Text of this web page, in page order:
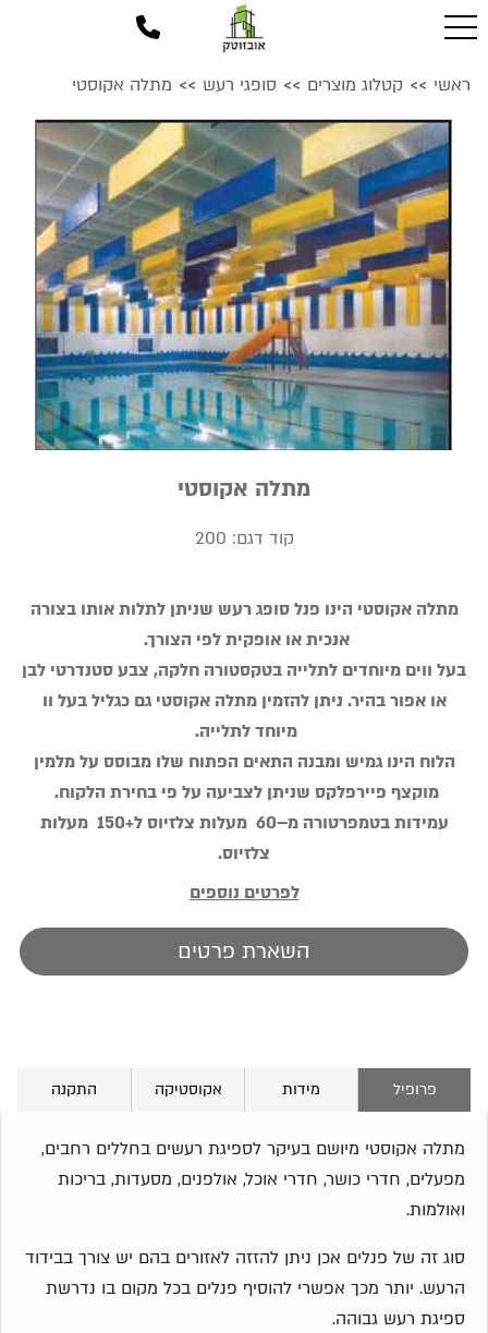
ראשי >> קטלוג מוצרים >> סופגי רעש >> מתלה אקוסטי
מתלה אקוסטי
קוד דגם: 200
מתלה אקוסטי הינו פנל סופג רעש שניתן לתלות אותו בצורה
אנכית או אופקית לפי הצורך.
בעל ווים מיוחדים לתלייה בטקסטורה חלקה, צבע סטנדרטי לבן
או אפור בהיר. ניתן להזמין מתלה אקוסטי גם כגליל בעל וו
מיוחד לתלייה.
הלוח הינו גמיש ומבנה התאים הפתוח שלו מבוסס על מלמין
מוקצף פיירפלקס שניתן לצביעה על פי בחירת הלקוח.
עמידות בטמפרטורה מ–60 מעלות צלזיוס ל+150 מעלות
צלזיוס.
לפרטים נוספים
השארת פרטים
פרופיל מידות אקוסטיקה התקנה
מתלה אקוסטי מיושם בעיקר לספיגת רעשים בחללים רחבים,
מפעלים, חדרי כושר, חדרי אוכל, אולפנים, מסעדות, בריכות
ואולמות.
סוג זה של פנלים אכן ניתן להזזה לאזורים בהם יש צורך בבידוד
הרעש. יותר מכך אפשרי להוסיף פנלים בכל מקום בו נדרשת
ספיגת רעש גבוהה.